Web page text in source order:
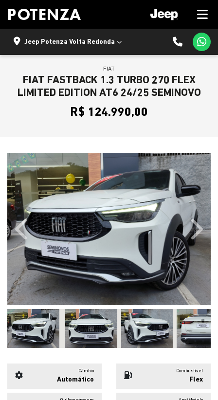
Jeep Potenza Volta Redonda
FIAT
FIAT FASTBACK 1.3 TURBO 270 FLEX
LIMITED EDITION AT6 24/25 SEMINOVO
R$ 124.990,00
Previous Next
Câmbio
Automático
Combustível
Flex
Quilometragem Ano/Modelo
Branco XXX4H71